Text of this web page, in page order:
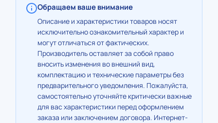
Обращаем ваше внимание
Описание и характеристики товаров носят
исключительно ознакомительный характер и
могут отличаться от фактических.
Производитель оставляет за собой право
вносить изменения во внешний вид,
комплектацию и технические параметры без
предварительного уведомления. Пожалуйста,
самостоятельно уточняйте критически важные
для вас характеристики перед оформлением
заказа или заключением договора. Интернет-